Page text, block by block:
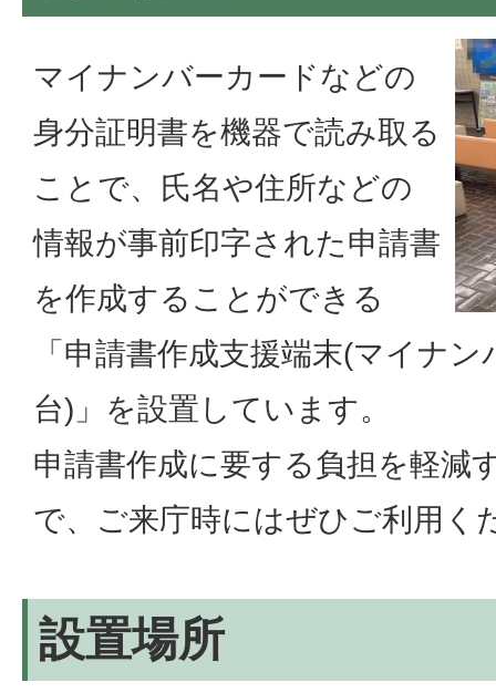
マイナンバーカードなどの
身分証明書を機器で読み取る
ことで、氏名や住所などの
情報が事前印字された申請書
を作成することができる
「申請書作成支援端末(マイナ
台)」を設置しています。
申請書作成に要する負担を軽減
で、ご来庁時にはぜひご利用く
設置場所